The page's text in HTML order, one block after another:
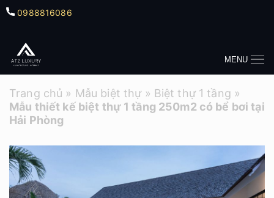
0988816086
MENU
Trang chủ » Mẫu biệt thự» Biệt thự 1 tầng »
Mẫu thiết kế biệt thự 1 tầng 250m2 có bể bơi tại
Hải Phòng